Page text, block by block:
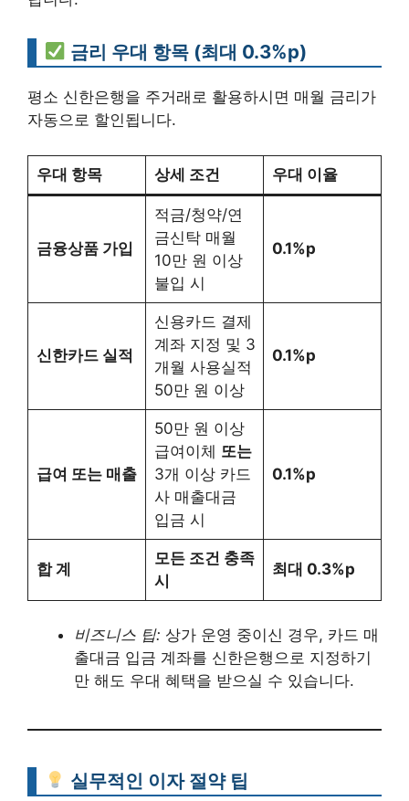
금리 우대 항목 (최대 0.3%p)
평소 신한은행을 주거래로 활용하시면 매월 금리가
자동으로 할인됩니다.
우대 항목 상세 조건 우대 이율
금융상품 가입
적금/청약/연
금신탁 매월
10만 원 이상
불입 시
0.1%p
신한카드 실적
신용카드 결제
계좌 지정 및 3
개월 사용실적
50만 원 이상
0.1%p
급여 또는 매출
50만 원 이상
급여이체 또는
3개 이상 카드
사 매출대금
입금 시
0.1%p
합 계
모든 조건 충족
시
최대 0.3%p
비즈니스 팁: 상가 운영 중이신 경우, 카드 매
출대금 입금 계좌를 신한은행으로 지정하기
만 해도 우대 혜택을 받으실 수 있습니다.
실무적인 이자 절약 팁